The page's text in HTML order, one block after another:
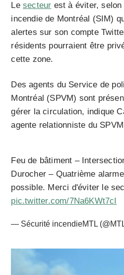
Lesecteur est à éviter,
incendie de Montréal (SIM)
alertes sur son compte
résidents pourraient être
cette zone.
Des agents du Service de
Montréal (SPVM) sont
gérer la circulation, indique
agente relationniste du
Feu de bâtiment –
Durocher – Quatrième
possible. Merci d'éviter le
pic.twitter.com/7Na6KWt7cI
— Sécurité incendieMTL